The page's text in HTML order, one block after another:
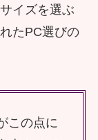
イズを選ぶ
たPC選びの
この点に